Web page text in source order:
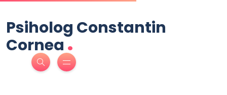
Psiholog Constantin
Cornea.